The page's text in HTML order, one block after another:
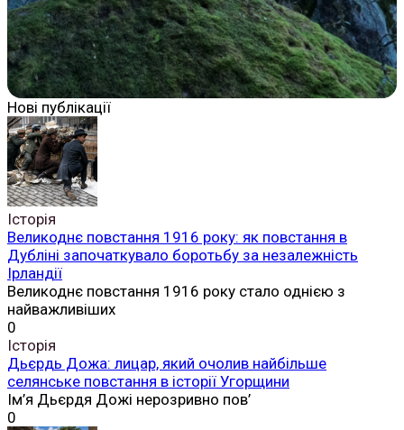
Нові публікації
Історія
Великоднє повстання 1916 року: як повстання в
Дубліні започаткувало боротьбу за незалежність
Ірландії
Великоднє повстання 1916 року стало однією з
найважливіших
0
Історія
Дьєрдь Дожа: лицар, який очолив найбільше
селянське повстання в історії Угорщини
Ім’я Дьєрдя Дожі нерозривно пов’
0